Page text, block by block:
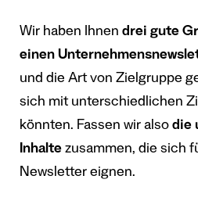
Wir haben Ihnen drei gute
einen
und die Art von Zielgruppe
sich mit unterschiedlichen
könnten. Fassen wir also die
Inhalte zusammen, die sich
Newsletter eignen.